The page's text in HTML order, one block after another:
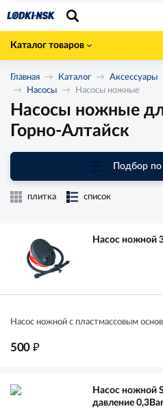
Каталог товаров
Главная Каталог Аксессуары
Насосы
Насосы ножные
Насосы ножные
Горно-Алтайск
Подбор
плитка список
Насос ножной
Насос ножной с пластмассовым
500 ₽
Насос ножной
давление 0,3Bar